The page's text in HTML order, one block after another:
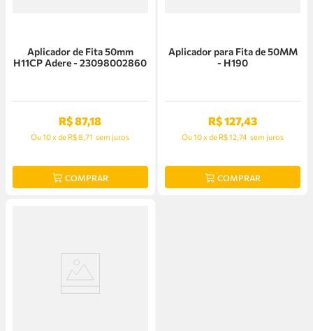
Aplicador de Fita 50mm
H11CP Adere - 23098002860
R$87,18
Ou10xde R$ 8,71 sem juros
COMPRAR
Aplicador para Fita de 50MM
- H190
R$127,43
Ou10xde R$ 12,74 sem juros
COMPRAR